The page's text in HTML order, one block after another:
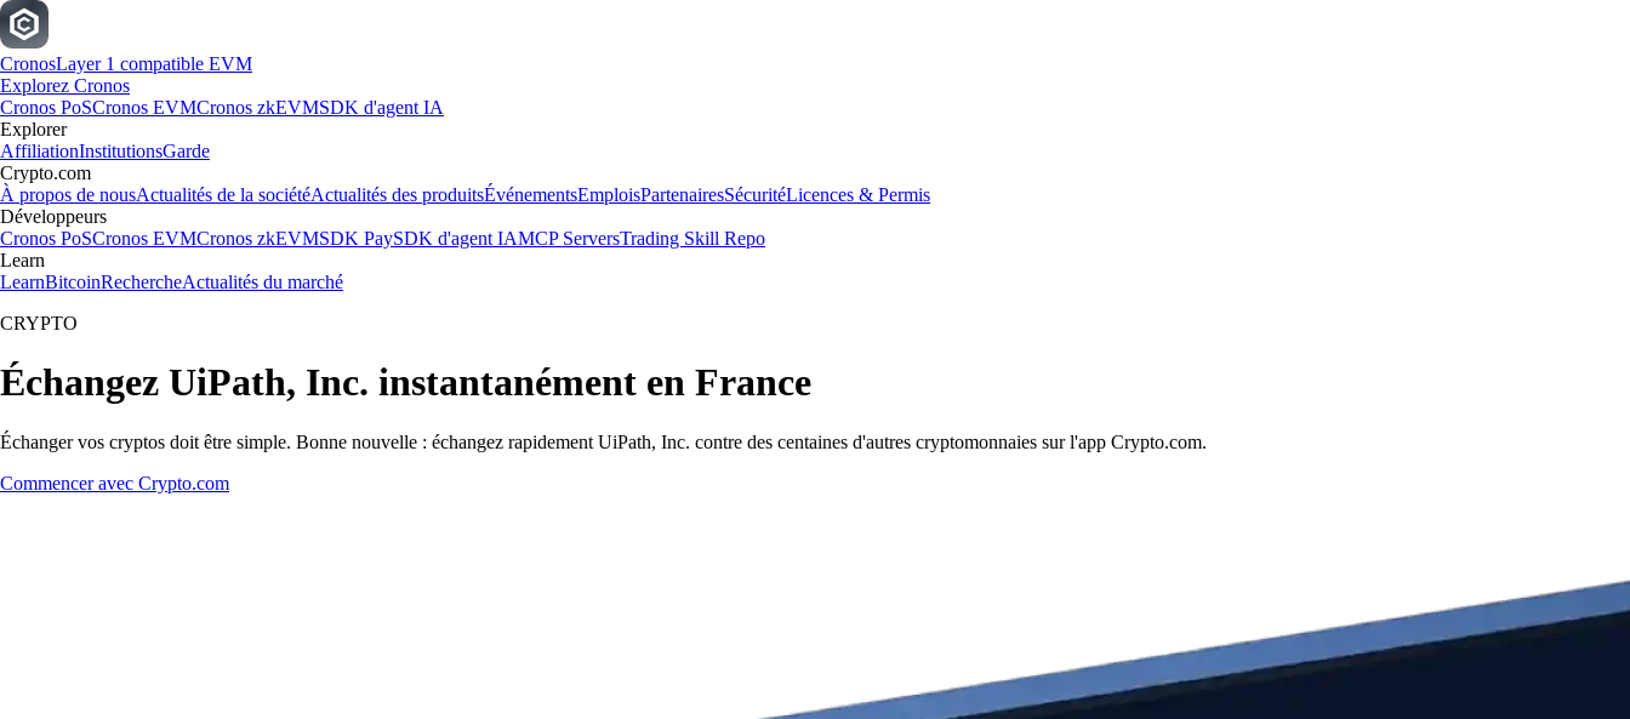
CronosLayer 1 compatible EVM
Explorez Cronos
Cronos PoSCronos EVMCronos zkEVMSDK d'agent IA
Explorer
AffiliationInstitutionsGarde
Crypto.com
À propos de nousActualités de la sociétéActualités des produitsÉvénementsEmploisPartenairesSécuritéLicences & Permis
Développeurs
Cronos PoSCronos EVMCronos zkEVMSDK PaySDK d'agent IAMCP ServersTrading Skill Repo
Learn
LearnBitcoinRechercheActualités du marché
CRYPTO
Échangez UiPath, Inc. instantanément en France
Échanger vos cryptos doit être simple. Bonne nouvelle : échangez rapidement UiPath, Inc. contre des centaines d'autres cryptomonnaies sur l'app Crypto.com.
Commencer avec Crypto.com